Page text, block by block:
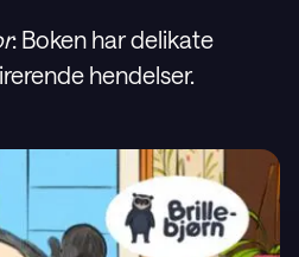
: Boken har delikate
hendelser.